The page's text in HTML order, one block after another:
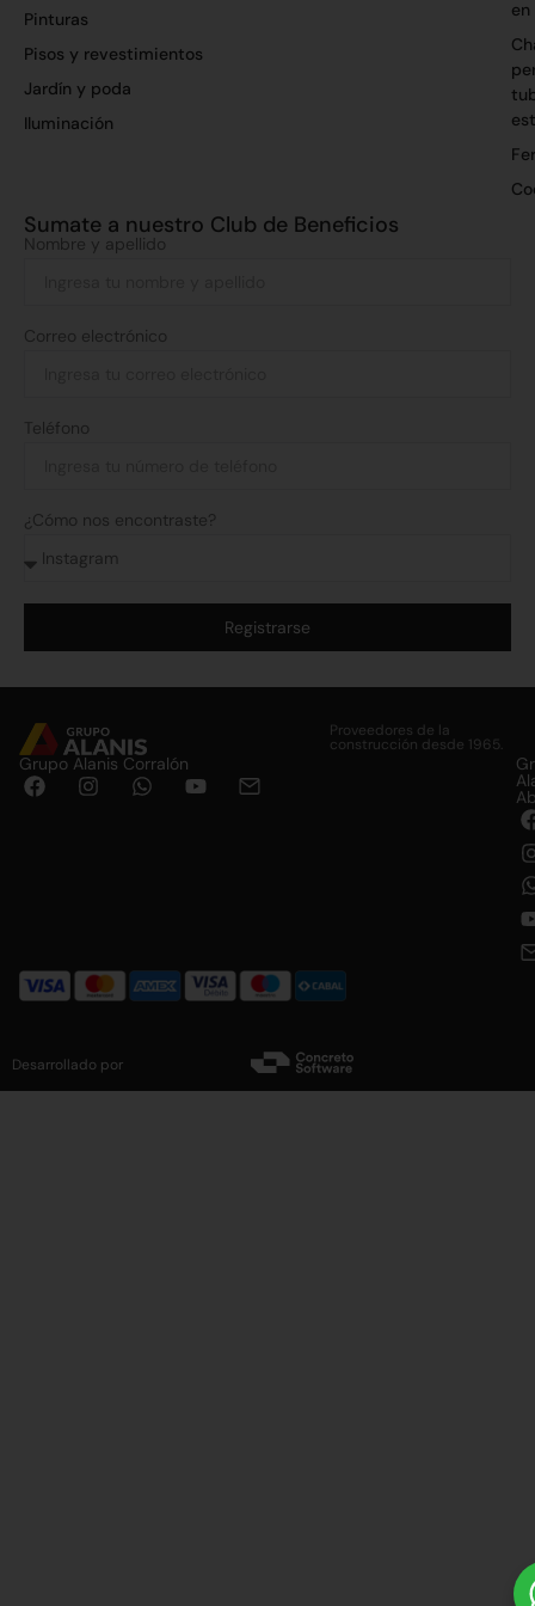
Pinturas
Pisos y revestimientos
Jardín y poda
Iluminación
en
Sumate a nuestro Club de Beneficios
Nombre y apellido
Correo electrónico
Teléfono
¿Cómo nos encontraste?
Registrarse
Proveedores de la
construcción desde 1965.
Grupo Alanis Corralón
Desarrollado por